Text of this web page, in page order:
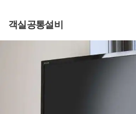
객실공통설비